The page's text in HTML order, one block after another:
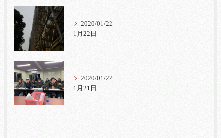
2020/01/22
1月22日
2020/01/22
1月21日